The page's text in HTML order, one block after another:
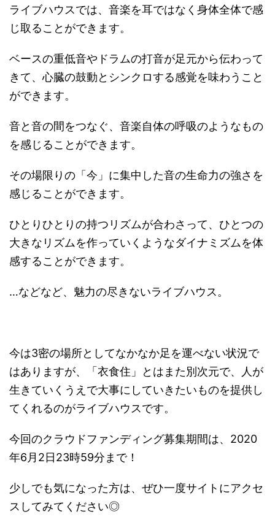
ライブハウスでは、音楽を耳ではなく身体全体で感
じ取ることができます。
ベースの重低音やドラムの打音が足元から伝わって
きて、心臓の鼓動とシンクロする感覚を味わうこと
ができます。
音と音の間をつなぐ、音楽自体の呼吸のようなもの
を感じることができます。
その場限りの「今」に集中した音の生命力の強さを
感じることができます。
ひとりひとりの持つリズムが合わさって、ひとつの
大きなリズムを作っていくようなダイナミズムを体
感することができます。
…などなど、魅力の尽きないライブハウス。
今は3密の場所としてなかなか足を運べない状況で
はありますが、「衣食住」とはまた別次元で、人が
生きていくうえで大事にしていきたいものを提供し
てくれるのがライブハウスです。
今回のクラウドファンディング募集期間は、2020
年6月2日23時59分まで！
少しでも気になった方は、ぜひ一度サイトにアクセ
スしてみてください◎